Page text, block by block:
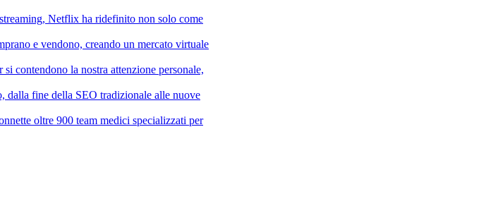
Netflix ha ridefinito non solo come
e vendono, creando un mercato virtuale
contendono la nostra attenzione personale,
dalla fine della SEO tradizionale alle nuove
oltre 900 team medici specializzati per